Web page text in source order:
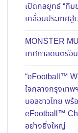
เปิดกลยุทธ์ “ทีม
เคลื่อนประเทศสู่
MONSTER
เทศกาลดนตรีอั
“eFootball™
ใจกลางกรุงเท
บอลชาวไทย พ
eFootball™
อย่างยิ่งใหญ่